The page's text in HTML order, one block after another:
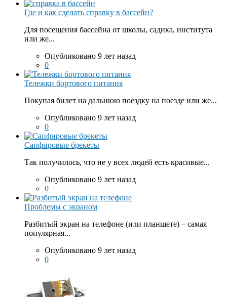
Где и как сделать справку в бассейн?
Для посещения бассейна от школы, садика, института
или же...
Опубликовано 9 лет назад
0
Тележки бортового питания
Покупая билет на дальнюю поездку на поезде или же...
Опубликовано 9 лет назад
0
Сапфировые брекеты
Так получилось, что не у всех людей есть красивые...
Опубликовано 9 лет назад
0
Проблемы с экраном
Разбитый экран на телефоне (или планшете) – самая
популярная...
Опубликовано 9 лет назад
0